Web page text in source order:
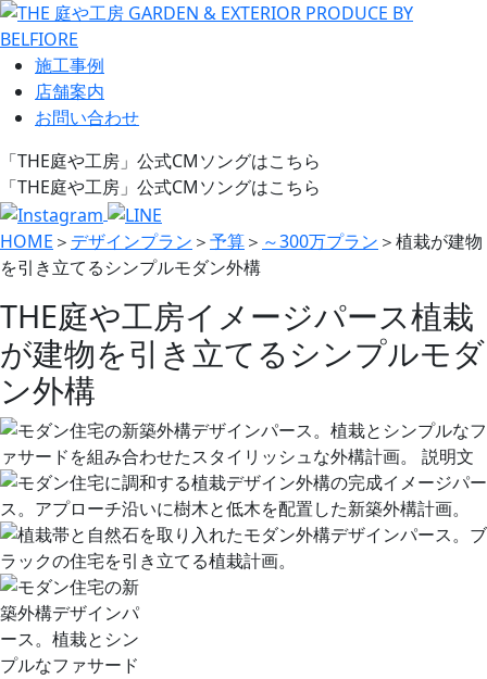
施工事例
店舗案内
お問い合わせ
「THE庭や工房」公式CMソングはこちら
「THE庭や工房」公式CMソングはこちら
HOME ＞ デザインプラン ＞予算＞ ～300万プラン ＞植栽が建物
を引き立てるシンプルモダン外構
THE庭や工房イメージパース植栽
が建物を引き立てるシンプルモダ
ン外構